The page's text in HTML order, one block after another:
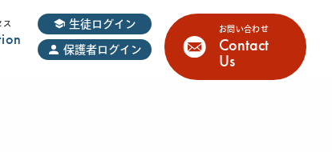
生徒ログイン
保護者ログイン
ス
お問い合わせ
Contact
Us